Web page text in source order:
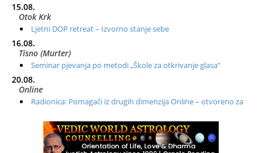
15.08.
Otok Krk
Ljetni DOP retreat – Izvorno stanje sebe
16.08.
Tisno (Murter)
Seminar pjevanja po metodi „Škole za otkrivanje glasa“
20.08.
Online
Radionica: Pomagači iz drugih dimenzija Online – otvoreno za
Zagreb+Online
Osnovni ThetaHealing® tečaj, Zagreb i Online